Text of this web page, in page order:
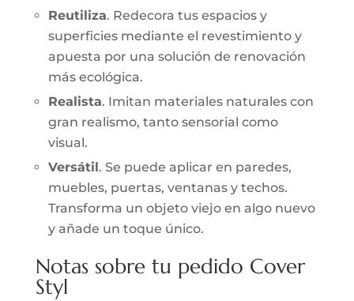
Reutiliza. Redecora tus espacios y
superficies mediante el revestimiento y
apuesta por una solución de renovación
más ecológica.
Realista. Imitan materiales naturales con
gran realismo, tanto sensorial como
visual.
Versátil . Se puede aplicar en paredes,
muebles, puertas, ventanas y techos.
Transforma un objeto viejo en algo nuevo
y añade un toque único.
Notas sobre tu pedido Cover
Styl